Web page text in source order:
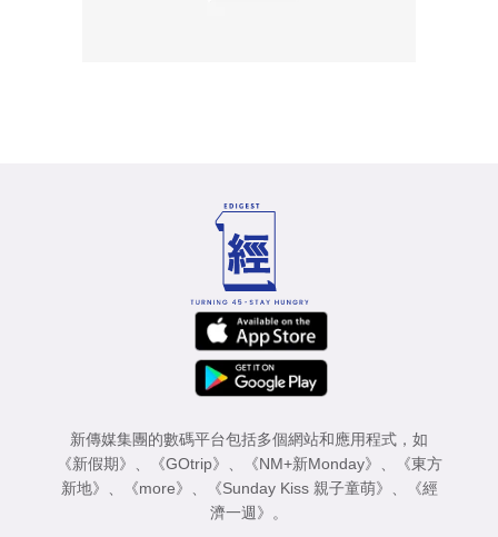
新傳媒集團的數碼平台包括多個網站和應用程式，如
《新假期》
《GOtrip》 《NM+新Monday》
《東方
新地》
《more》 《Sunday Kiss 親子童萌》
《經
濟一週》
。